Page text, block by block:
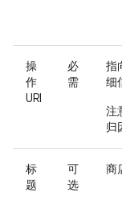
操
作
URI
必
需
指
细
注
归
标
题
可
选
商